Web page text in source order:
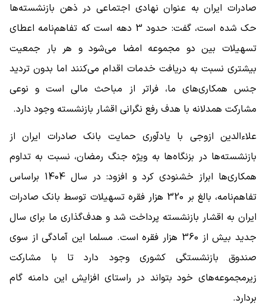
صادرات ایران به عنوان نهادی اجتماعی در ذهن بازنشسته‌ها
حک شده است، گفت: حدود 3 دهه است که تفاهم‌نامه اعطای
تسهیلات بین دو مجموعه امضا می‌شود و هر بار جمعیت
بیشتری نسبت به دریافت خدمات اقدام می‌کنند اما بدون تردید
جنس همکاری‌های ما، فراتر از مباحث مالی است و نوعی
مشارکت همدلانه با هدف رفع نگرانی اقشار بازنشسته وجود دارد.
علاءالدین ازوجی با یادآوری حمایت بانک صادرات ایران از
بازنشسته‌ها در بزنگاه‌ها به ویژه جنگ رمضان، نسبت به تداوم
همکاری‌ها ابراز خشنودی کرد و افزود: در سال 1404 براساس
تفاهم‌نامه، بالغ بر 320 هزار فقره تسهیلات توسط بانک صادرات
ایران به اقشار بازنشسته پرداخت شد و هدف‌گذاری ما برای سال
جدید بیش از 360 هزار فقره است. مسلما این آمادگی از سوی
صندوق بازنشستگی کشوری وجود دارد تا با مشارکت
زیرمجموعه‌های خود بتواند در راستای افزایش این دامنه گام
بردارد.